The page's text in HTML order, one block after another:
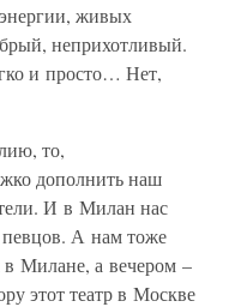
живых
неприхотливый.
и просто… Нет,
то,
дополнить наш
И в Милан нас
певцов. А нам тоже
в Милане, а вечером –
этот театр в Москве